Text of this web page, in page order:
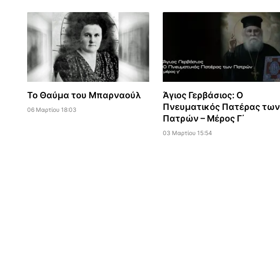
Το Θαύμα του Μπαρναούλ
06 Μαρτίου 18:03
Άγιος Γερβάσιος: Ο
Πνευματικός Πατέρας των
Πατρών – Μέρος Γ΄
03 Μαρτίου 15:54